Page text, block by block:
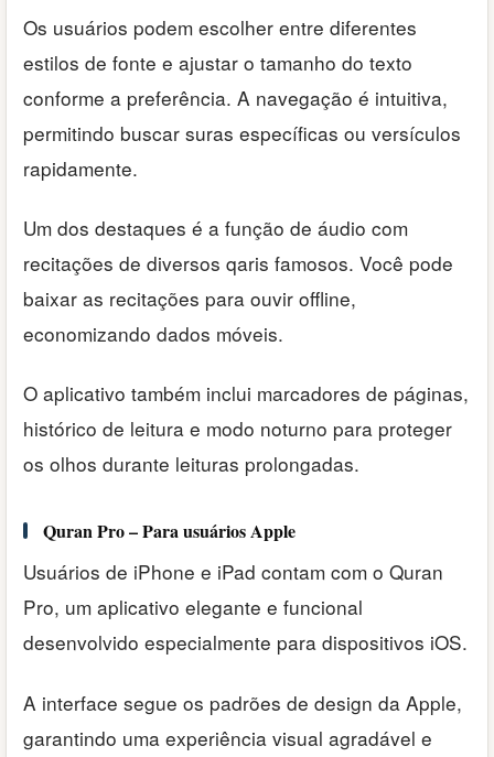
Os usuários podem escolher entre diferentes
estilos de fonte e ajustar o tamanho do texto
conforme a preferência. A navegação é intuitiva,
permitindo buscar suras específicas ou versículos
rapidamente.
Um dos destaques é a função de áudio com
recitações de diversos qaris famosos. Você pode
baixar as recitações para ouvir offline,
economizando dados móveis.
O aplicativo também inclui marcadores de páginas,
histórico de leitura e modo noturno para proteger
os olhos durante leituras prolongadas.
Quran Pro – Para usuários Apple
Usuários de iPhone e iPad contam com o Quran
Pro, um aplicativo elegante e funcional
desenvolvido especialmente para dispositivos iOS.
A interface segue os padrões de design da Apple,
garantindo uma experiência visual agradável e